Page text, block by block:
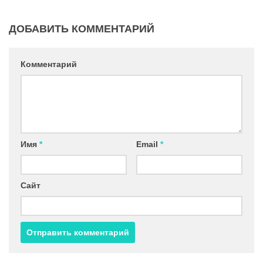
ДОБАВИТЬ КОММЕНТАРИЙ
Комментарий
Имя * Email *
Сайт